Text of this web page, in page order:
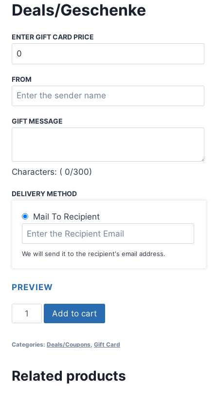
Deals/Geschenke
ENTER GIFT CARD PRICE
FROM
GIFT MESSAGE
Characters: ( 0/300)
DELIVERY METHOD
Mail To Recipient
We will send it to the recipient's email address.
PREVIEW
Add to cart
Categories: Deals/Coupons, Gift Card
Related products